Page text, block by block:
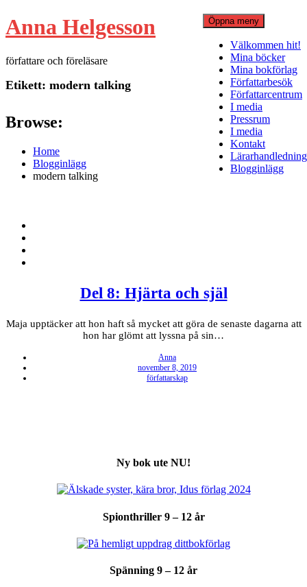
Hoppa
till
Anna Helgesson
författare och föreläsare
Öppna meny
Välkommen hit!
Mina böcker
Mina bokförlag
Författarbesök
Författarcentrum
I media
Pressrum
I media
Kontakt
Lärarhandledning
Blogginlägg
Etikett: modern talking
Browse:
Home
Blogginlägg
modern talking
Del 8: Hjärta och själ
Maja upptäcker att hon haft så mycket att göra de senaste dagarna att
hon har glömt att lyssna på sin…
Anna
Posted
november 8, 2019
författarskap
Ny bok ute NU!
Spionthriller 9 – 12 år
Spänning 9 – 12 år